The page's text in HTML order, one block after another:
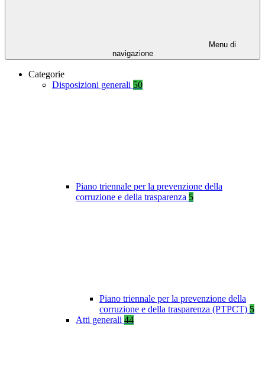
Menu di
navigazione
Categorie
Disposizioni generali 50
Piano triennale per la prevenzione della
corruzione e della trasparenza 5
Piano triennale per la prevenzione della
corruzione e della trasparenza (PTPCT) 5
Atti generali 44